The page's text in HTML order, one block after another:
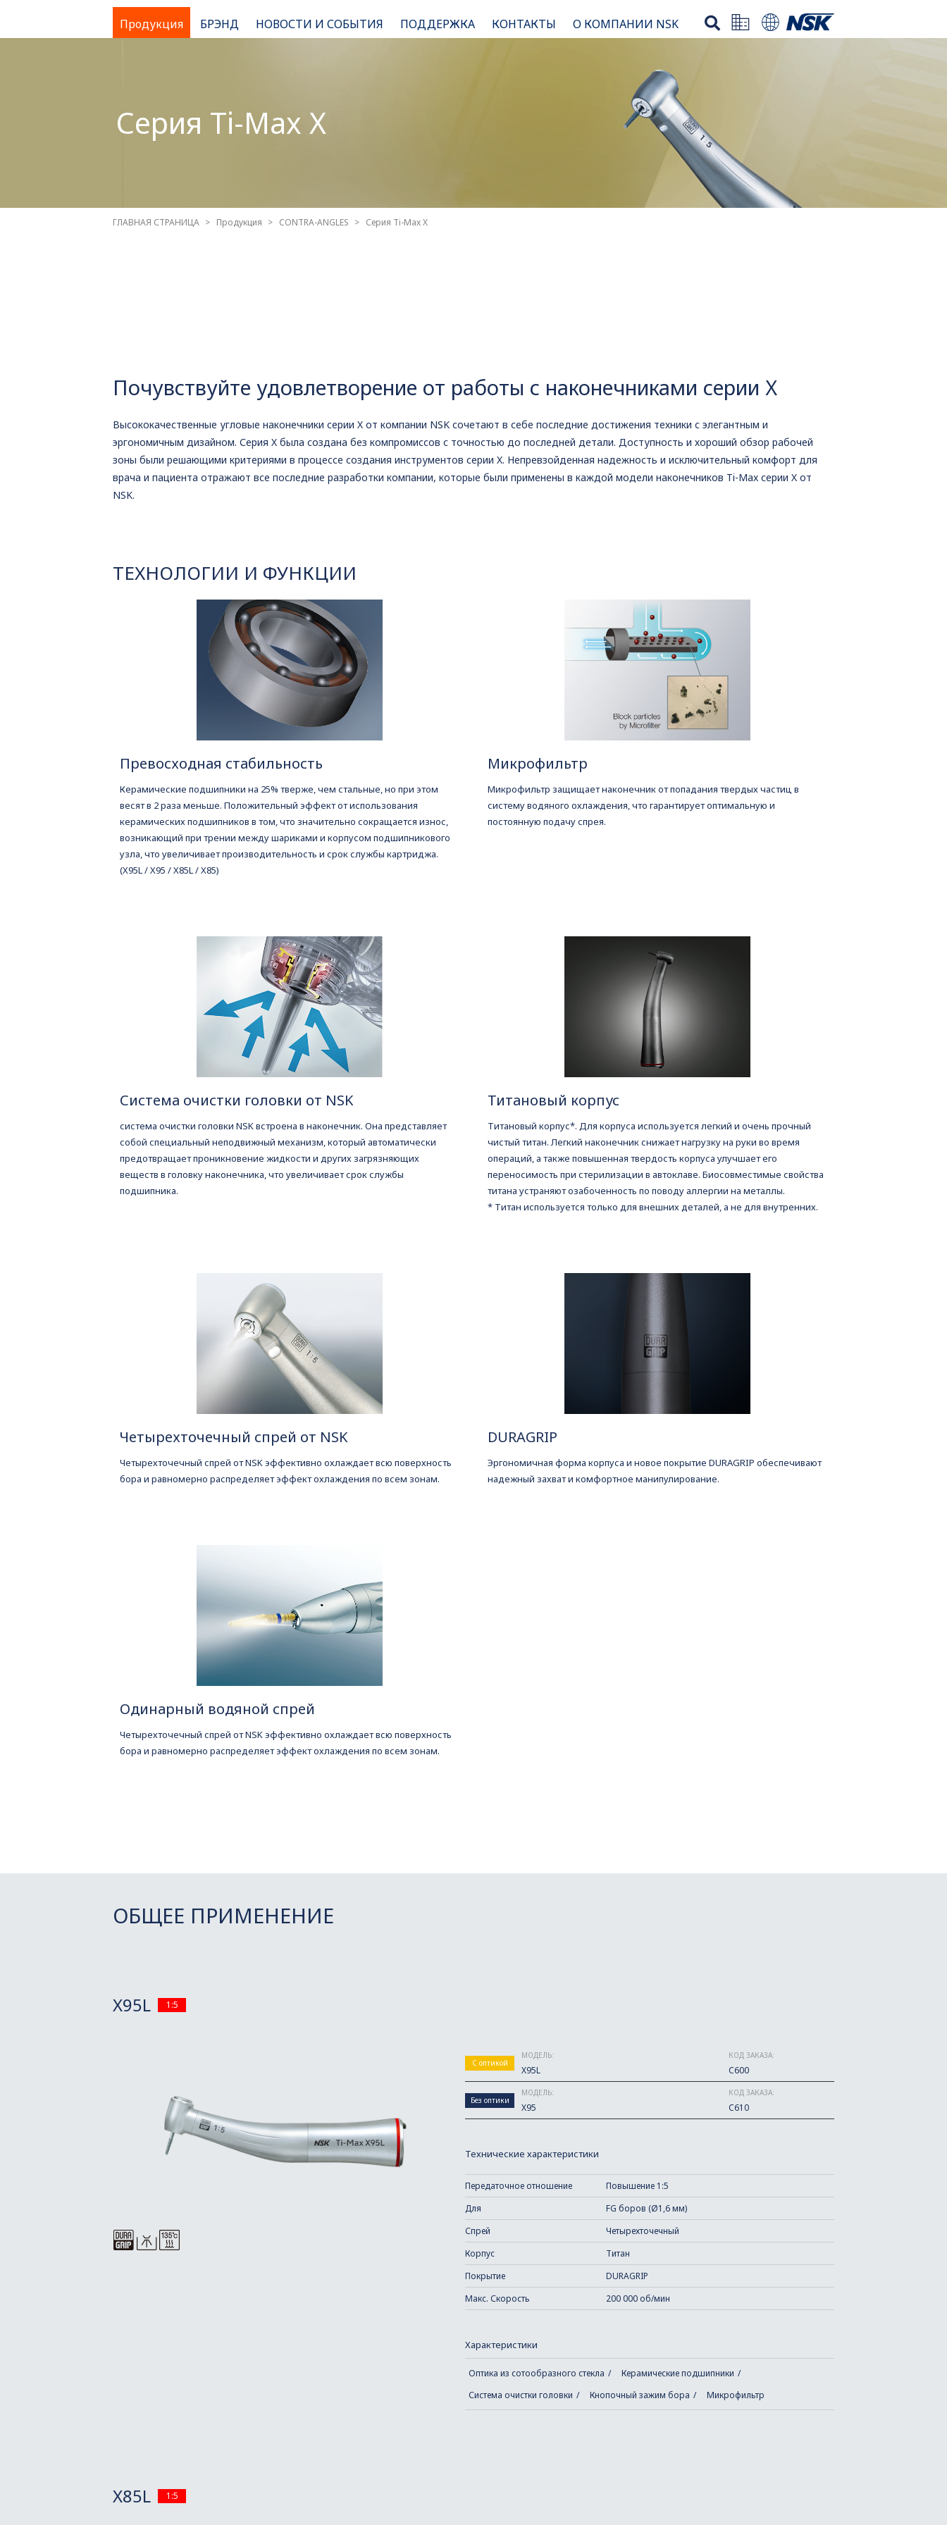
Продукция БРЭНД НОВОСТИ И СОБЫТИЯ ПОДДЕРЖКА КОНТАКТЫ О КОМПАНИИ NSK
Серия Ti-Max X
ГЛАВНАЯ СТРАНИЦА Продукция CONTRA-ANGLES Серия Ti-Max X
Почувствуйте удовлетворение от работы с наконечниками серии Х
Высококачественные угловые наконечники серии X от компании NSK сочетают в себе последние достижения техники с элегантным и
эргономичным дизайном. Серия X была создана без компромиссов с точностью до последней детали. Доступность и хороший обзор рабочей
зоны были решающими критериями в процессе создания инструментов серии X. Непревзойденная надежность и исключительный комфорт для
врача и пациента отражают все последние разработки компании, которые были применены в каждой модели наконечников Ti-Max серии X от
NSK.
ТЕХНОЛОГИИ И ФУНКЦИИ
Превосходная стабильность
Керамические подшипники на 25% тверже, чем стальные, но при этом
весят в 2 раза меньше. Положительный эффект от использования
керамических подшипников в том, что значительно сокращается износ,
возникающий при трении между шариками и корпусом подшипникового
узла, что увеличивает производительность и срок службы картриджа.
(X95L / X95 / X85L / X85)
Микрофильтр
Микрофильтр защищает наконечник от попадания твердых частиц в
систему водяного охлаждения, что гарантирует оптимальную и
постоянную подачу спрея.
Система очистки головки от NSK
система очистки головки NSK встроена в наконечник. Она представляет
собой специальный неподвижный механизм, который автоматически
предотвращает проникновение жидкости и других загрязняющих
веществ в головку наконечника, что увеличивает срок службы
подшипника.
Титановый корпус
Титановый корпус*. Для корпуса используется легкий и очень прочный
чистый титан. Легкий наконечник снижает нагрузку на руки во время
операций, а также повышенная твердость корпуса улучшает его
переносимость при стерилизации в автоклаве. Биосовместимые свойства
титана устраняют озабоченность по поводу аллергии на металлы.
* Титан используется только для внешних деталей, а не для внутренних.
Четырехточечный спрей от NSK
Четырехточечный спрей от NSK эффективно охлаждает всю поверхность
бора и равномерно распределяет эффект охлаждения по всем зонам.
DURAGRIP
Эргономичная форма корпуса и новое покрытие DURAGRIP обеспечивают
надежный захват и комфортное манипулирование.
Одинарный водяной спрей
Четырехточечный спрей от NSK эффективно охлаждает всю поверхность
бора и равномерно распределяет эффект охлаждения по всем зонам.
ОБЩЕЕ ПРИМЕНЕНИЕ
X95L 1:5
С оптикой
МОДЕЛЬ:
X95L
КОД ЗАКАЗА:
C600
Без оптики
МОДЕЛЬ:
X95
КОД ЗАКАЗА:
C610
Технические характеристики
Передаточное отношение
Повышение 1:5
Для
FG боров (Ø1,6 мм)
Спрей
Четырехточечный
Корпус
Титан
Покрытие
DURAGRIP
Макс. Скорость
200 000 об/мин
Характеристики
Оптика из сотообразного стекла
Керамические подшипники
Система очистки головки
Кнопочный зажим бора Микрофильтр
X85L 1:5